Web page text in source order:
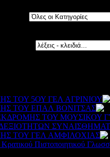
ΤΟΥ 5ΟΥ ΓΕΛ ΑΓΡΙΝΙΟΥ
ΤΟΥ ΕΠΑΛ ΒΟΝΙΤΣΑΣ
ΤΟΥ ΜΟΥΣΙΚΟΥ
ΤΟΥ ΓΕΛ ΑΜΦΙΛΟΧΙΑΣ
Πιστοποιητικού